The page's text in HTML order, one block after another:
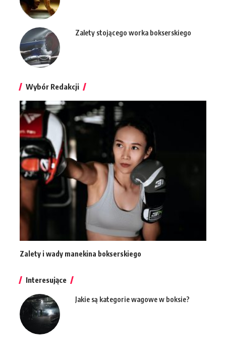
Zalety stojącego worka bokserskiego
Wybór Redakcji
Zalety i wady manekina bokserskiego
Interesujące
Jakie są kategorie wagowe w boksie?